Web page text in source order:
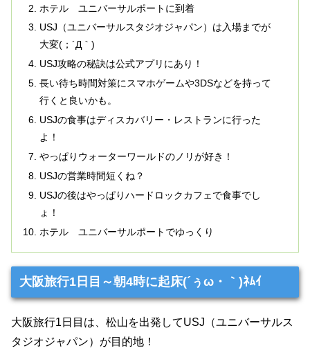
ホテル ユニバーサルポートに到着
USJ（ユニバーサルスタジオジャパン）は入場までが
大変(；´Д｀)
USJ攻略の秘訣は公式アプリにあり！
長い待ち時間対策にスマホゲームや3DSなどを持って
行くと良いかも。
USJの食事はディスカバリー・レストランに行った
よ！
やっぱりウォーターワールドのノリが好き！
USJの営業時間短くね？
USJの後はやっぱりハードロックカフェで食事でし
ょ！
ホテル ユニバーサルポートでゆっくり
大阪旅行1日目～朝4時に起床(´ぅω・｀)ﾈﾑｲ
大阪旅行1日目は、松山を出発してUSJ（ユニバーサルス
タジオジャパン）が目的地！